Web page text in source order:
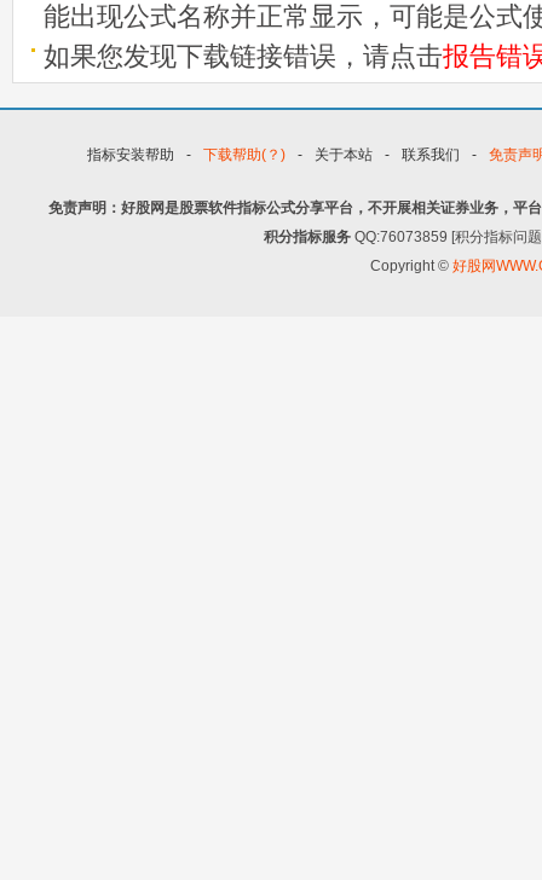
能出现公式名称并正常显示，可能是公式
如果您发现下载链接错误，请点击报告错
指标安装帮助 - 下载帮助(？) - 关于本站 - 联系我们 - 免责声
免责声明：好股网是股票软件指标公式分享平台，不开展相关证券业务，平
积分指标服务 QQ:76073859 [积分指标问
Copyright © 好股网